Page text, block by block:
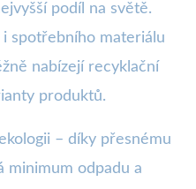
podíl na světě.
spotřebního materiálu
nabízejí recyklační
produktů.
– díky přesnému
minimum odpadu a